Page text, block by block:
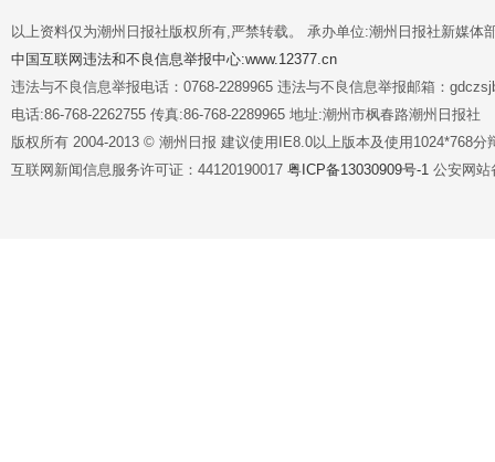
以上资料仅为潮州日报社版权所有,严禁转载。 承办单位:潮州日报社新媒体
中国互联网违法和不良信息举报中心:www.12377.cn
违法与不良信息举报电话：0768-2289965 违法与不良信息举报邮箱：
电话:86-768-2262755 传真:86-768-2289965 地址:潮州市枫春路潮州日报社
版权所有 2004-2013 © 潮州日报 建议使用IE8.0以上版本及使用1024*768分
互联网新闻信息服务许可证：44120190017 粤ICP备13030909号-1 公安网站